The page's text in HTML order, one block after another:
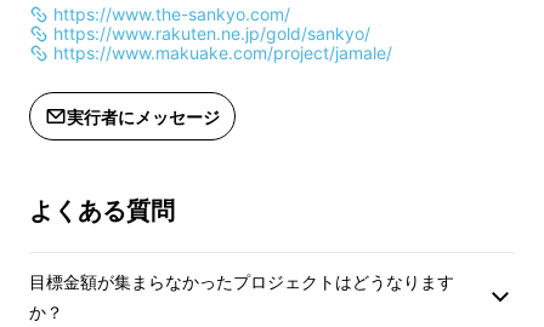
そこで今回のプロジェクトのために作り上げた
のが
紙幣は折りたくないという人のために
「紙幣を折らずに小さくスマートに持てる財
いやすさ。
https://www.the-sankyo.com/
https://www.rakuten.ne.jp/gold/sankyo/
https://www.makuake.com/project/jamale/
実行者にメッセージ
よくある質問
目標金額が集まらなかったプロジェクトはどうなります
か？